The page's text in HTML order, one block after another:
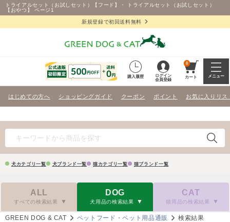
トライアルセット（お試しセット）【フード】・ トライアルセット（お試しセット）
【おやつ】 ページ1
新規登録で初回送料無料
購入履歴
ログイン
会員登録
0
カート メニュー
はじめての方へ ショッピングガイド クーポン ポイント お気に入りリス
犬カテゴリ一覧 犬ブランド一覧 猫カテゴリ一覧 猫ブランド一覧
ALL
すべての検索結果
DOG
犬用品の検索結果
CAT
猫用品の検索結果
GREEN DOG & CAT ペットフード・ペット用品通販 検索結果